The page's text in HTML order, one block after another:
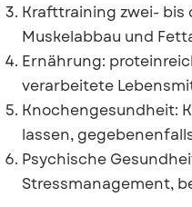
Krafttraining zwei- bis
Muskelabbau und
Ernährung:
verarbeitete
Knochengesundheit:
lassen,
Psychische
Stressmanagement,